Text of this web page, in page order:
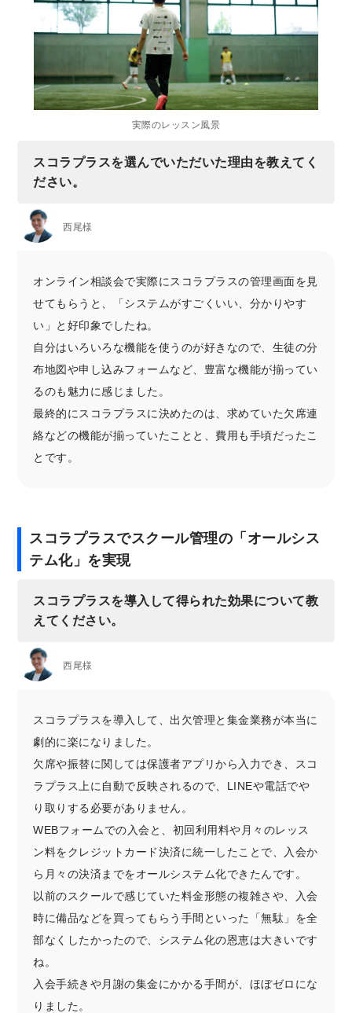
実際のレッスン風景
スコラプラスを選んでいただいた理由を教えてく
ださい。
西尾様
オンライン相談会で実際にスコラプラスの管理画面を見
せてもらうと、「システムがすごくいい、分かりやす
い」と好印象でしたね。
自分はいろいろな機能を使うのが好きなので、生徒の分
布地図や申し込みフォームなど、豊富な機能が揃ってい
るのも魅力に感じました。
最終的にスコラプラスに決めたのは、求めていた欠席連
絡などの機能が揃っていたことと、費用も手頃だったこ
とです。
スコラプラスでスクール管理の「オールシス
テム化」を実現
スコラプラスを導入して得られた効果について教
えてください。
西尾様
スコラプラスを導入して、出欠管理と集金業務が本当に
劇的に楽になりました。
欠席や振替に関しては保護者アプリから入力でき、スコ
ラプラス上に自動で反映されるので、LINEや電話でや
り取りする必要がありません。
WEBフォームでの入会と、初回利用料や月々のレッス
ン料をクレジットカード決済に統一したことで、入会か
ら月々の決済までをオールシステム化できたんです。
以前のスクールで感じていた料金形態の複雑さや、入会
時に備品などを買ってもらう手間といった「無駄」を全
部なくしたかったので、システム化の恩恵は大きいです
ね。
入会手続きや月謝の集金にかかる手間が、ほぼゼロにな
りました。